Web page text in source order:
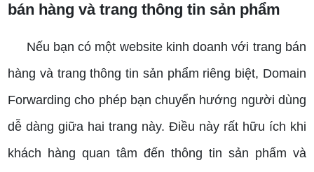
bán hàng và trang thông tin sản phẩm
Nếu bạn có một website kinh doanh với trang bán
hàng và trang thông tin sản phẩm riêng biệt, Domain
Forwarding cho phép bạn chuyển hướng người dùng
dễ dàng giữa hai trang này. Điều này rất hữu ích khi
khách hàng quan tâm đến thông tin sản phẩm và